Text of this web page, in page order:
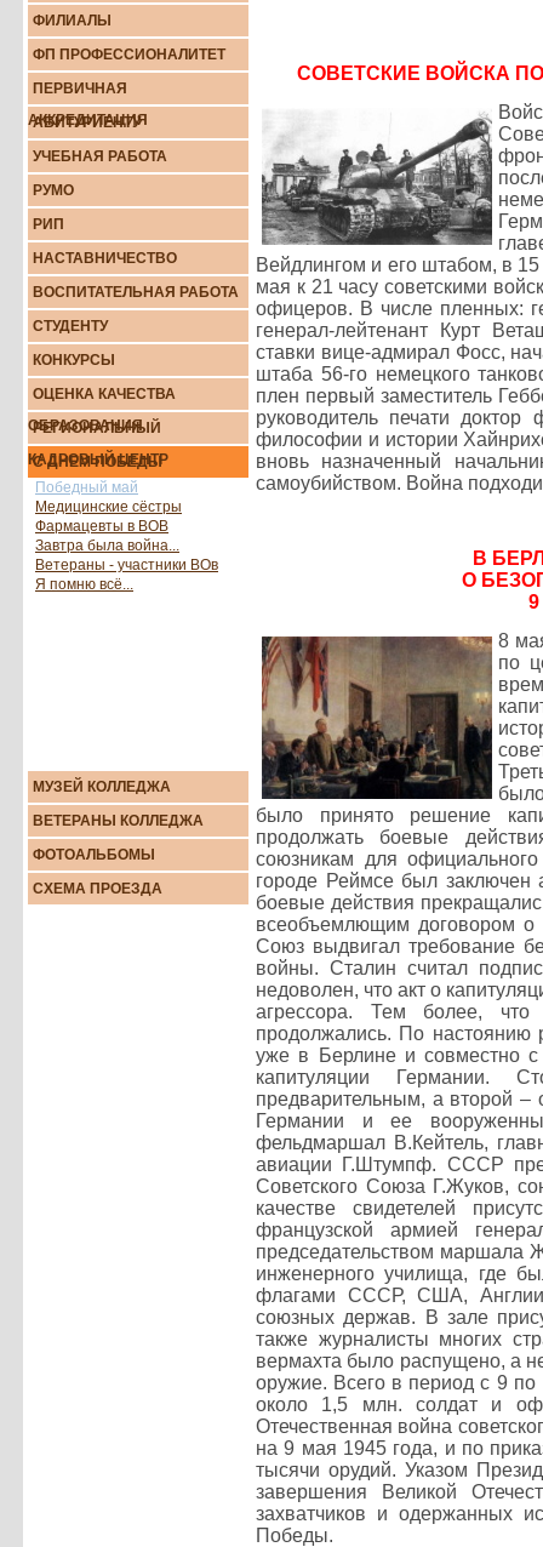
ФИЛИАЛЫ
ФП ПРОФЕССИОНАЛИТЕТ
ПЕРВИЧНАЯ
АККРЕДИТАЦИЯ
АБИТУРИЕНТУ
УЧЕБНАЯ РАБОТА
РУМО
РИП
НАСТАВНИЧЕСТВО
ВОСПИТАТЕЛЬНАЯ РАБОТА
СТУДЕНТУ
КОНКУРСЫ
ОЦЕНКА КАЧЕСТВА
ОБРАЗОВАНИЯ
РЕГИОНАЛЬНЫЙ
КАДРОВЫЙ ЦЕНТР
С ДНЕМ ПОБЕДЫ
Победный май
Медицинские сёстры
Фармацевты в ВОВ
Завтра была война...
Ветераны - участники ВОв
Я помню всё...
МУЗЕЙ КОЛЛЕДЖА
ВЕТЕРАНЫ КОЛЛЕДЖА
ФОТОАЛЬБОМЫ
СХЕМА ПРОЕЗДА
СОВЕТСКИЕ ВОЙСКА
Вейдлингом и его штабом, в
мая к 21 часу советскими
офицеров. В числе пленных:
генерал-лейтенант Курт
ставки вице-адмирал Фосс,
штаба 56-го немецкого
плен первый заместитель
руководитель печати
философии и истории
вновь назначенный
самоубийством. Война
В
О
8
по
было принято решение
продолжать боевые
союзникам для
городе Реймсе был заключен
боевые действия
всеобъемлющим договором о
Союз выдвигал требование
войны. Сталин считал
недоволен, что акт о
агрессора. Тем более,
продолжались. По настоянию
уже в Берлине и совместно
капитуляции Германии.
предварительным, а второй –
Германии и ее
фельдмаршал В.Кейтель,
авиации Г.Штумпф. СССР
Советского Союза Г.Жуков,
качестве свидетелей
французской армией
председательством маршала
инженерного училища, где
флагами СССР, США, Англии
союзных держав. В зале
также журналисты многих
вермахта было распущено, а
оружие. Всего в период с 9
около 1,5 млн. солдат и
Отечественная война
на 9 мая 1945 года, и по
тысячи орудий. Указом
завершения Великой
захватчиков и одержанных
Победы.